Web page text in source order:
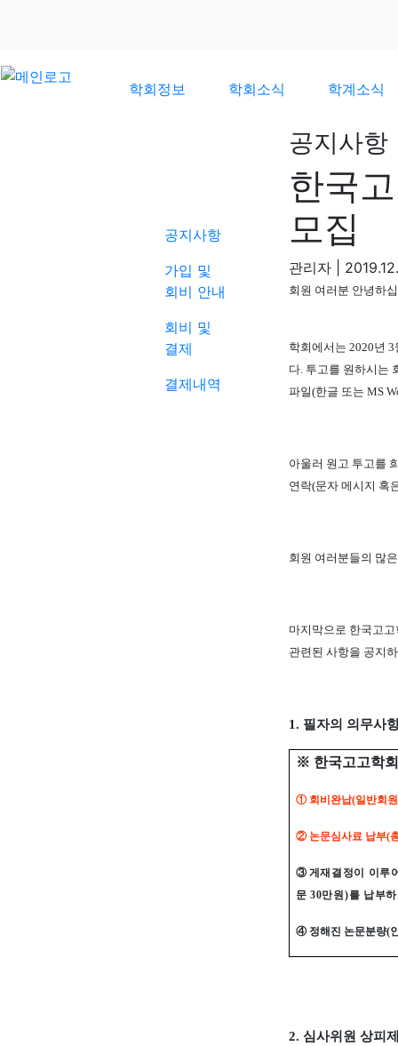
학회정보 학회소식 학계소식
공지사항
가입 및
회비 안내
회비 및
결제
결제내역
공지사항
한국
모집
관리자
회원 여러분 안녕하
학회에서는 2020년 3
다. 투고를 원하시는
파일(한글 또는 MS
아울러 원고 투고를
연락(문자 메시지 혹
회원 여러분들의 많
마지막으로 한국고
관련된 사항을 공지
1. 필자의 의무사
※ 한국고고학
① 회비완납(일반회원
②논문심사료 납부(
③게재결정이 이루
문30만원)를 납부
④ 정해진 논문분량(
2. 심사위원 상피